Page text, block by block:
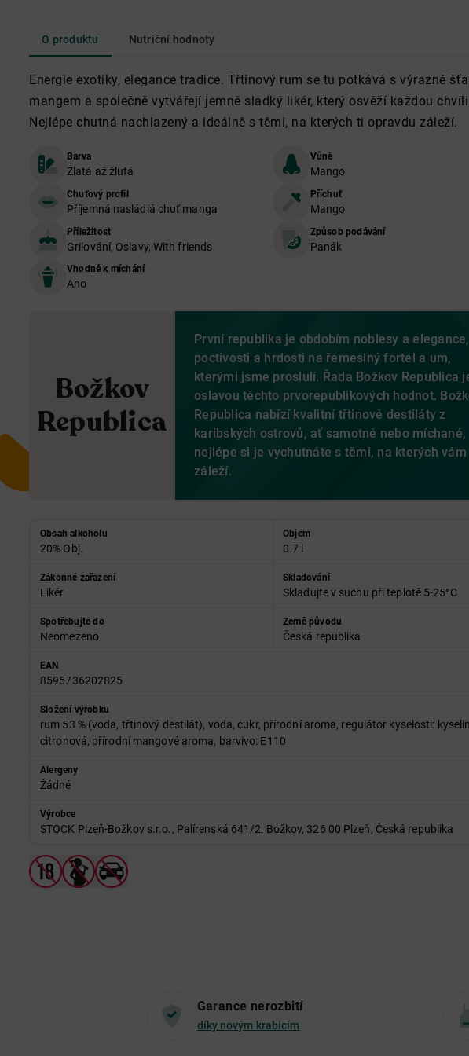
O produktu Nutriční hodnoty
Energie exotiky, elegance tradice. Třtinový rum se tu potkává s výrazně
mangem a společně vytvářejí jemně sladký likér, který osvěží každou
Nejlépe chutná nachlazený a ideálně s těmi, na kterých ti opravdu záleží.
Barva
Zlatá až žlutá
Vůně
Mango
Chuťový profil
Příjemná nasládlá chuť manga
Příchuť
Mango
Příležitost
Grilování, Oslavy, With friends
Způsob podávání
Panák
Vhodné k míchání
Ano
Božkov
Republica
První republika je obdobím noblesy a elegance,
poctivosti a hrdosti na řemeslný fortel a um,
kterými jsme proslulí. Řada Božkov Republica
oslavou těchto prvorepublikových hodnot.
Republica nabízí kvalitní třtinové destiláty z
karibských ostrovů, ať samotné nebo míchané,
nejlépe si je vychutnáte s těmi, na kterých vám
záleží.
Obsah alkoholu
20% Obj.
Objem
0.7 l
Zákonné zařazení
Likér
Skladování
Skladujte v suchu při teplotě 5-25°C
Spotřebujte do
Neomezeno
Země původu
Česká republika
EAN
8595736202825
Složení výrobku
rum 53 % (voda, třtinový destilát), voda, cukr, přírodní aroma, regulátor kyselosti:
citronová, přírodní mangové aroma, barvivo: E110
Alergeny
Žádné
Výrobce
STOCK Plzeň-Božkov s.r.o., Palírenská 641/2, Božkov, 326 00 Plzeň, Česká republika
Garance nerozbití
díky novým krabicím